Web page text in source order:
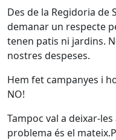
Des de la Regidoria de
demanar un respecte
tenen patis ni jardins.
nostres despeses.
Hem fet campanyes i
NO!
Tampoc val a deixar-
problema és el